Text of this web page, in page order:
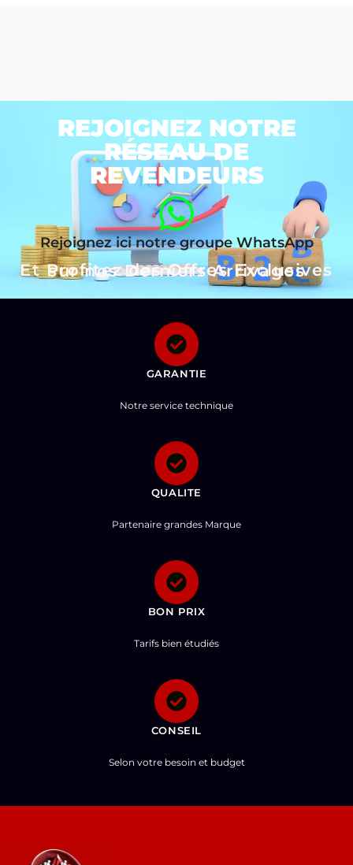
REJOIGNEZ NOTRE
RÉSEAU DE
REVENDEURS
Rejoignez ici notre groupe WhatsApp
Et Profitez des Offres Exclusives sur nos Derniers Arrivages
GARANTIE
Notre service technique
QUALITE
Partenaire grandes Marque
BON PRIX
Tarifs bien étudiés
CONSEIL
Selon votre besoin et budget